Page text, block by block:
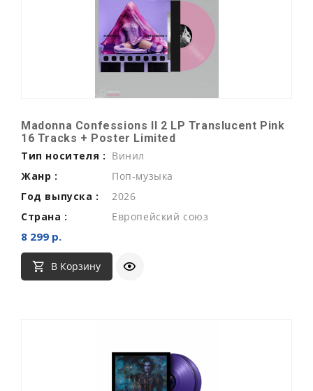
Madonna Confessions II 2 LP Translucent Pink
16 Tracks + Poster Limited
Тип носителя : Винил
Жанр :
Поп-музыка
Год выпуска :
2026
Страна :
Европейский союз
8 299 р.
В Корзину